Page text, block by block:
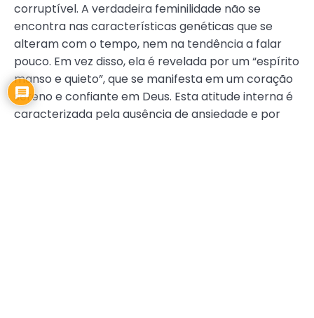
corruptível. A verdadeira feminilidade não se
encontra nas características genéticas que se
alteram com o tempo, nem na tendência a falar
pouco. Em vez disso, ela é revelada por um “espírito
manso e quieto”, que se manifesta em um coração
sereno e confiante em Deus. Esta atitude interna é
caracterizada pela ausência de ansiedade e por